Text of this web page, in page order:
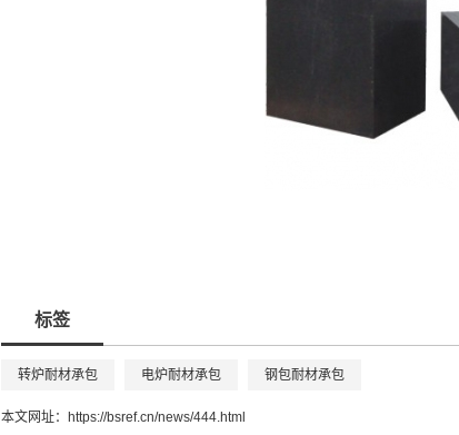
标签
转炉耐材承包 电炉耐材承包 钢包耐材承包
本文网址： https://bsref.cn/news/444.html